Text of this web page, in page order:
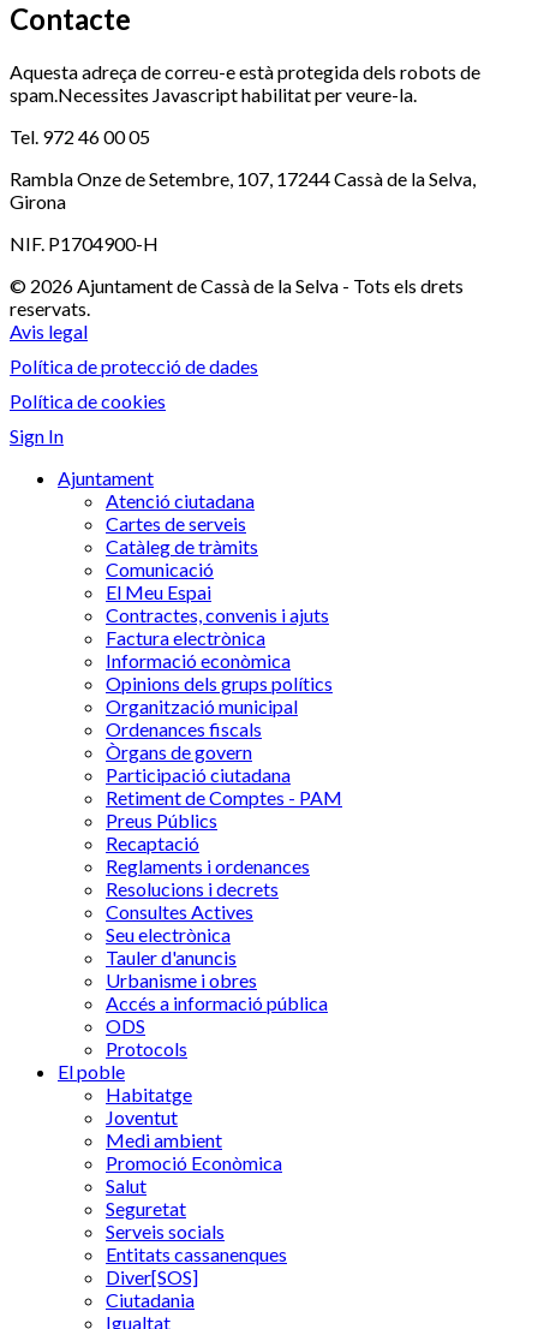
Contacte
Aquesta adreça de correu-e està protegida dels robots de
spam.Necessites Javascript habilitat per veure-la.
Tel. 972 46 00 05
Rambla Onze de Setembre, 107, 17244 Cassà de la Selva,
Girona
NIF. P1704900-H
© 2026 Ajuntament de Cassà de la Selva - Tots els drets
reservats.
Avis legal
Política de protecció de dades
Política de cookies
Sign In
Ajuntament
Atenció ciutadana
Cartes de serveis
Catàleg de tràmits
Comunicació
El Meu Espai
Contractes, convenis i ajuts
Factura electrònica
Informació econòmica
Opinions dels grups polítics
Organització municipal
Ordenances fiscals
Òrgans de govern
Participació ciutadana
Retiment de Comptes - PAM
Preus Públics
Recaptació
Reglaments i ordenances
Resolucions i decrets
Consultes Actives
Seu electrònica
Tauler d'anuncis
Urbanisme i obres
Accés a informació pública
ODS
Protocols
El poble
Habitatge
Joventut
Medi ambient
Promoció Econòmica
Salut
Seguretat
Serveis socials
Entitats cassanenques
Diver[SOS]
Ciutadania
Igualtat